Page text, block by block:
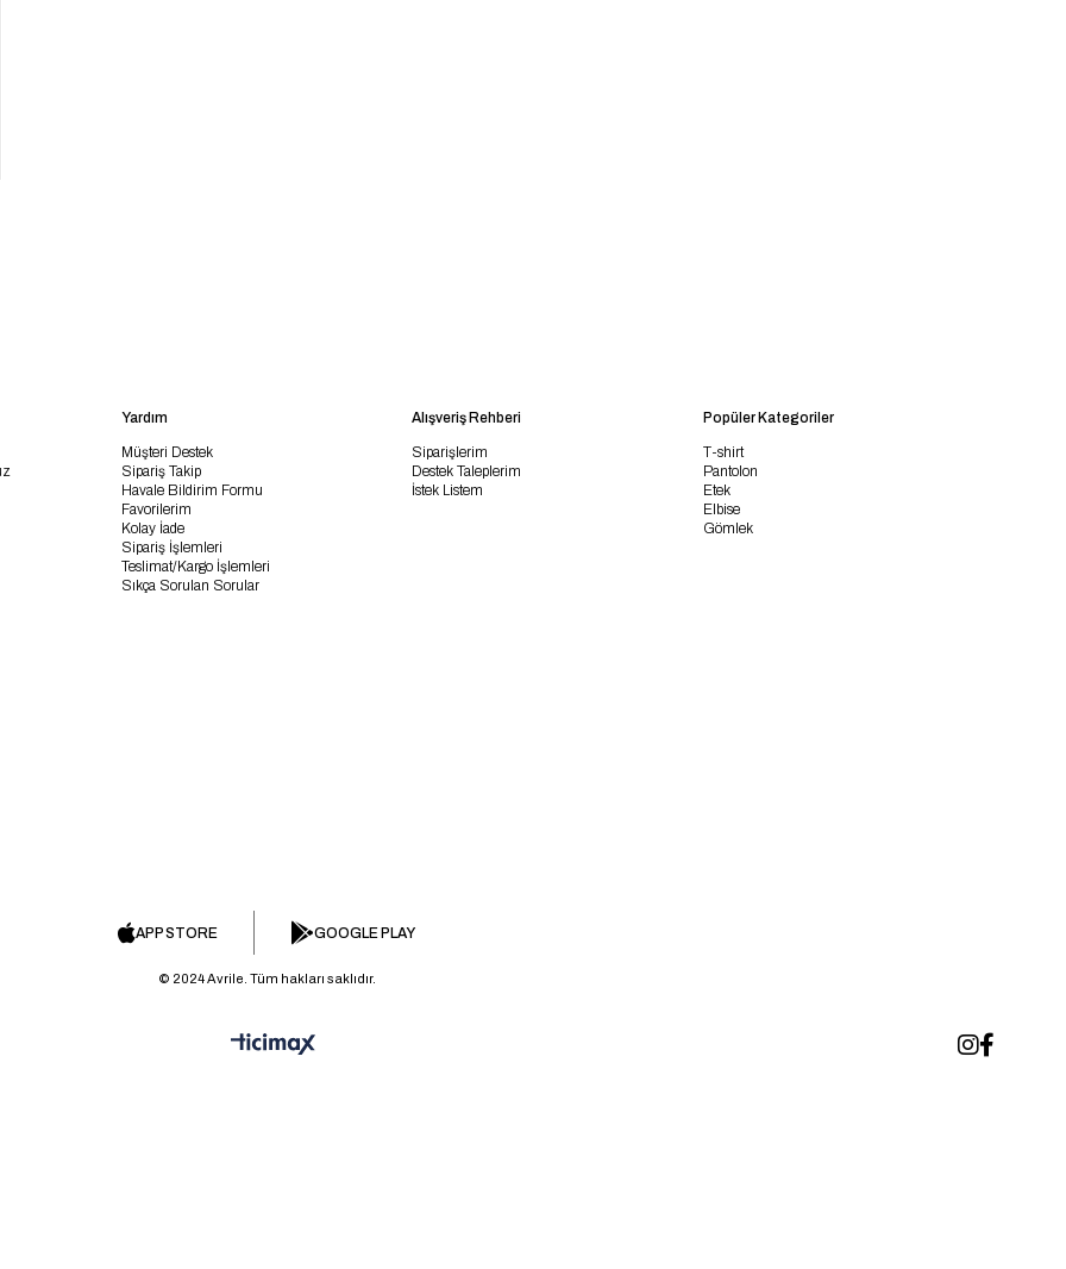
Yardım
Müşteri Destek
Sipariş Takip
Havale Bildirim Formu
Favorilerim
Kolay İade
Sipariş İşlemleri
Teslimat/Kargo İşlemleri
Sıkça Sorulan Sorular
Alışveriş Rehberi
Siparişlerim
Destek Taleplerim
İstek Listem
Popüler Kategoriler
T-shirt
Pantolon
Etek
Elbise
Gömlek
APP STORE GOOGLE PLAY
© 2024 Avrile. Tüm hakları saklıdır.